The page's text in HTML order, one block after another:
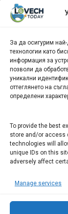
За да осигурим
технологии като
информация за
позволи да
уникални
оттеглянето на
определени
To provide the best
store and/or access
technologies will
unique IDs on this
adversely affect
Manage services
Архив
новини
Арт галерия
Областна
ОДМВР Ловеч
Окръжен